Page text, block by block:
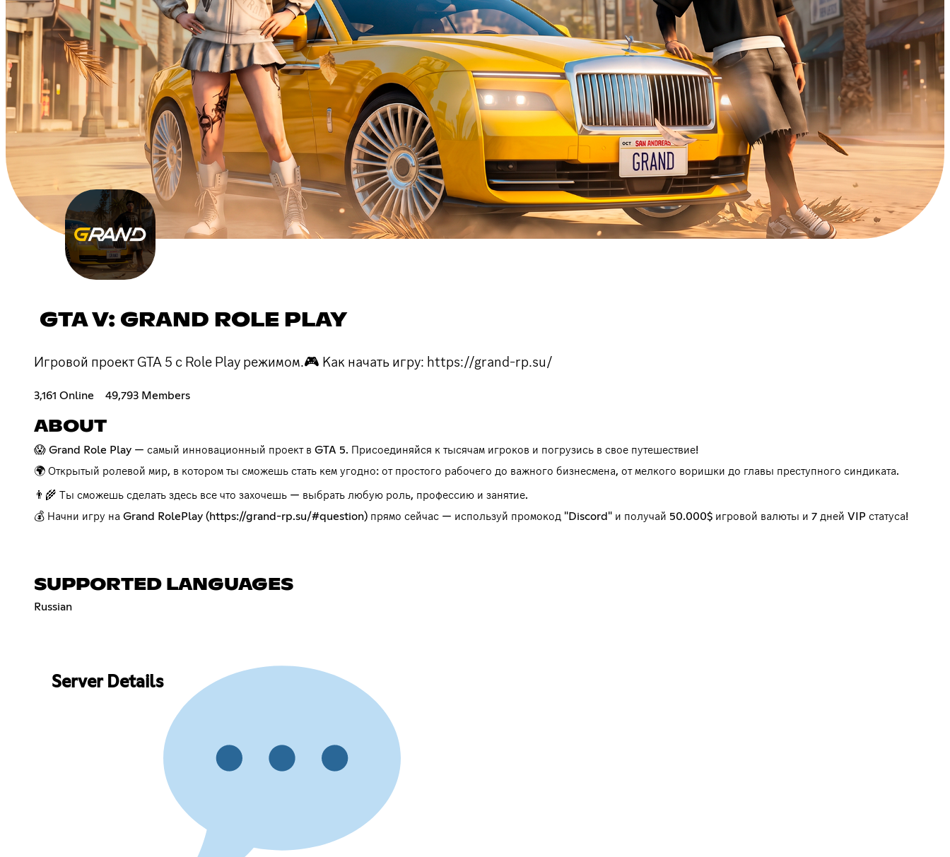
GTA V: GRAND ROLE PLAY
Игровой проект GTA 5 с Role Play режимом.🎮 Как начать игру: https://grand-rp.su/
3,161 Online 49,793 Members
ABOUT
😱 Grand Role Play — самый инновационный проект в GTA 5. Присоединяйся к тысячам игроков и погрузись в свое путешествие!
🌍 Открытый ролевой мир, в котором ты сможешь стать кем угодно: от простого рабочего до важного бизнесмена, от мелкого воришки до главы преступного синдиката.
👨‍🌾 Ты сможешь сделать здесь все что захочешь — выбрать любую роль, профессию и занятие.
💰 Начни игру на Grand RolePlay (https://grand-rp.su/#question) прямо сейчас — используй промокод "Discord" и получай 50.000$ игровой валюты и 7 дней VIP статуса!
SUPPORTED LANGUAGES
Russian
Server Details